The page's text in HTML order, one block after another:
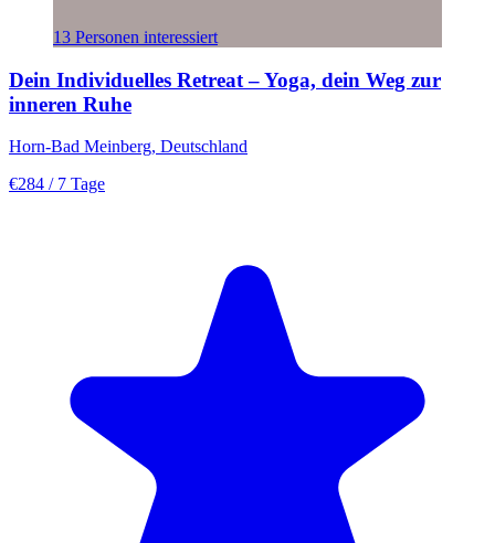
13 Personen interessiert
Dein Individuelles Retreat – Yoga, dein Weg zur
inneren Ruhe
Horn-Bad Meinberg, Deutschland
€284 / 7 Tage